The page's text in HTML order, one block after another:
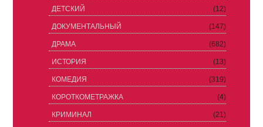
ДЕТСКИЙ (12)
ДОКУМЕНТАЛЬНЫЙ (147)
ДРАМА (682)
ИСТОРИЯ (13)
КОМЕДИЯ (319)
КОРОТКОМЕТРАЖКА (4)
КРИМИНАЛ (21)